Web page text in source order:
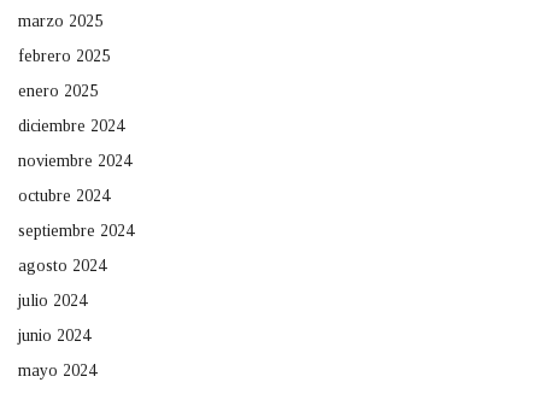
marzo 2025
febrero 2025
enero 2025
diciembre 2024
noviembre 2024
octubre 2024
septiembre 2024
agosto 2024
julio 2024
junio 2024
mayo 2024